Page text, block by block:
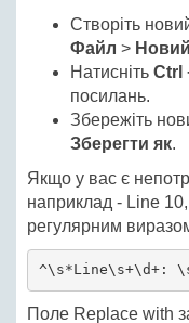
Створіть
Файл > Новий
Натисніть Ctrl
посилань.
Збережіть
Зберегти як.
Якщо у вас є
наприклад - Line
регулярним
^\s*Line\s+\d+:
Поле Replace with